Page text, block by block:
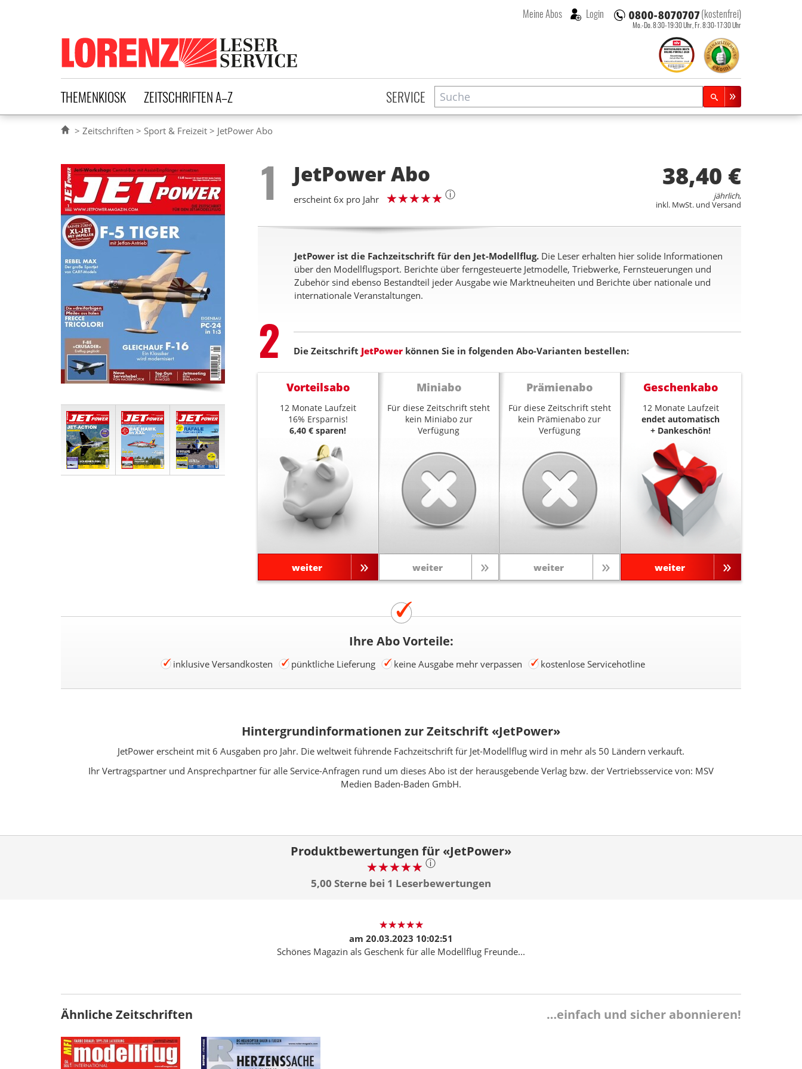
Lorenz Leserservice
(kostenfrei)
Mo.-Do. 8:30-19:30 Uhr, Fr. 8:30-17:30 Uhr
Meine Abos Login
THEMENKIOSK ZEITSCHRIFTEN A–Z SERVICE Suche
Zeitschriftensuche
Zeitschriften Sport & Freizeit JetPower Abo
Step
1 JetPower Abo
erscheint 6x pro Jahr ⓘ
38,40 €
jährlich,
inkl. MwSt. und Versand
JetPower ist die Fachzeitschrift für den Jet-Modellflug. Die Leser erhalten hier solide Informationen
über den Modellflugsport. Berichte über ferngesteuerte Jetmodelle, Triebwerke, Fernsteuerungen und
Zubehör sind ebenso Bestandteil jeder Ausgabe wie Marktneuheiten und Berichte über nationale und
internationale Veranstaltungen.
Step
2 Die Zeitschrift JetPower können Sie in folgenden Abo-Varianten bestellen:
Vorteilsabo
12 Monate Laufzeit
16% Ersparnis!
6,40 € sparen!
weiter
Miniabo
Für diese Zeitschrift steht
kein Miniabo zur
Verfügung
weiter
Prämienabo
Für diese Zeitschrift steht
kein Prämienabo zur
Verfügung
weiter
Geschenkabo
12 Monate Laufzeit
endet automatisch
+ Dankeschön!
weiter
Ihre Abo Vorteile:
inklusive Versandkosten pünktliche Lieferung keine Ausgabe mehr verpassen kostenlose Servicehotline
Hintergrundinformationen zur Zeitschrift «JetPower»
JetPower erscheint mit 6 Ausgaben pro Jahr. Die weltweit führende Fachzeitschrift für Jet-Modellflug wird in mehr als 50 Ländern verkauft.
Ihr Vertragspartner und Ansprechpartner für alle Service-Anfragen rund um dieses Abo ist der herausgebende Verlag bzw. der Vertriebsservice von: MSV
Medien Baden-Baden GmbH.
Produktbewertungen für «JetPower»
ⓘ
5,00 Sterne bei 1 Leserbewertungen
am 20.03.2023 10:02:51
Schönes Magazin als Geschenk für alle Modellflug Freunde...
Ähnliche Zeitschriften …einfach und sicher abonnieren!